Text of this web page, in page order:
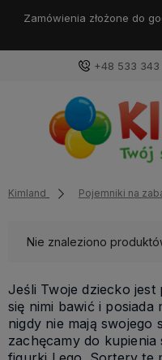
Zamówienia złożone do
+48 533 343
Kimland Pojemniki na
Nie znaleziono
Jeśli Twoje dziecko
się nimi bawić i
nigdy nie mają swojego
zachęcamy do